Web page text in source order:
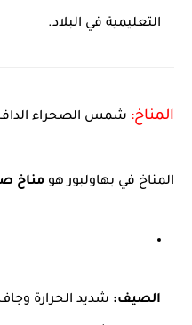
التعليمية في البلاد.
المناخ: شمس الصحراء
المناخ في بهاولبور هو مناخ
الصيف: شديد الحرارة